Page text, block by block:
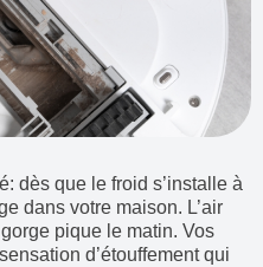
dès que le froid s’installe à
dans votre maison. L’air
pique le matin. Vos
d’étouffement qui